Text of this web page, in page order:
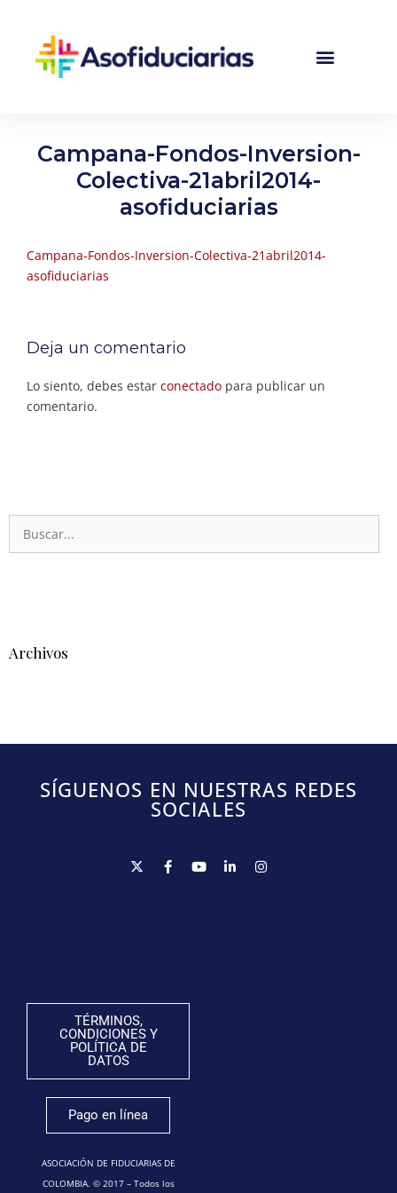
Campana-Fondos-Inversion-
Colectiva-21abril2014-
asofiduciarias
Campana-Fondos-Inversion-Colectiva-21abril2014-
asofiduciarias
Deja un comentario
Lo siento, debes estar conectado para publicar un
comentario.
Archivos
SÍGUENOS EN NUESTRAS REDES
SOCIALES
TÉRMINOS,
CONDICIONES Y
POLÍTICA DE
DATOS
Pago en línea
ASOCIACIÓN DE FIDUCIARIAS DE
COLOMBIA. © 2017 – Todos los